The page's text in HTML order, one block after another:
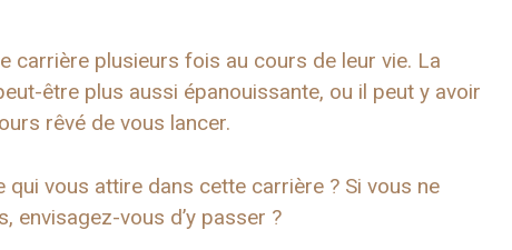
carrière plusieurs fois au cours de leur vie. La
être plus aussi épanouissante, ou il peut y avoir
rêvé de vous lancer.
qui vous attire dans cette carrière ? Si vous ne
envisagez-vous d’y passer ?